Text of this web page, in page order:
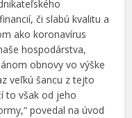
či slabú kvalitu a
ako koronavírus
hospodárstva,
obnovy vo výške
veľkú šancu z tejto
to však od jeho
povedal na úvod